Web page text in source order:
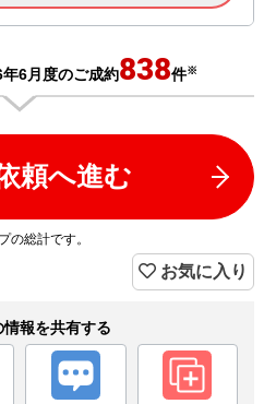
6月度のご成約838件※
頼へ進む
の総計です。
お気に入り
情報を共有する